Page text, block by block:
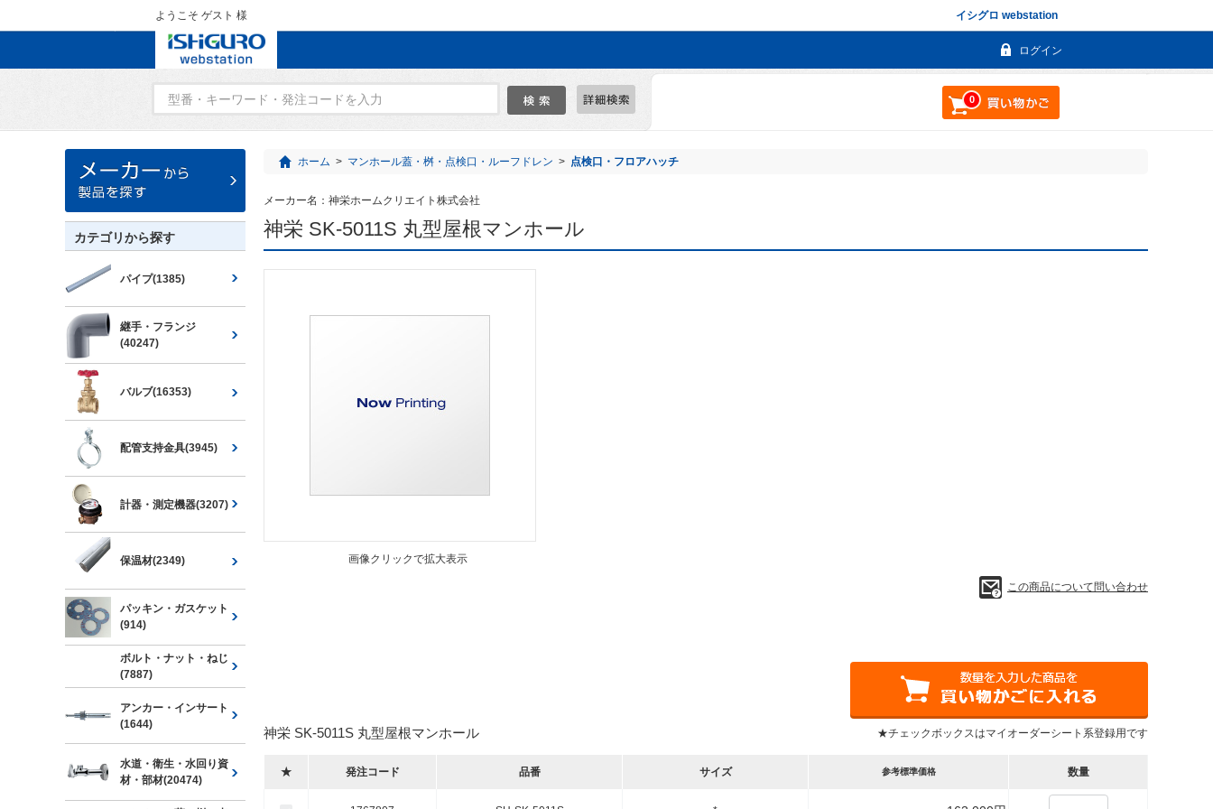
イシグロ webstation
ようこそ ゲスト 様
ログイン
0
ホーム > マンホール蓋・桝・点検口・ルーフドレン > 点検口・フロアハッチ
メーカー名： 神栄ホームクリエイト株式会社
神栄 SK-5011S 丸型屋根マンホール
画像クリックで拡大表示
この商品について問い合わせ
神栄 SK-5011S 丸型屋根マンホール ★チェックボックスはマイオーダーシート系登録用です
★ 発注コード 品番 サイズ 参考標準価格 数量
カテゴリから探す
パイプ(1385)
継手・フランジ
(40247)
バルブ(16353)
配管支持金具(3945)
計器・測定機器(3207)
保温材(2349)
パッキン・ガスケット
(914)
ボルト・ナット・ねじ
(7887)
アンカー・インサート
(1644)
水道・衛生・水回り資
材・部材(20474)